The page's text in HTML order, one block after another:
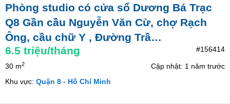
Phòng studio có cửa sổ Dương Bá Trạc
Q8 Gần cầu Nguyễn Văn Cừ, chợ Rạch
Ông, cầu chữ Y , Đường Trầ…
6.5 triệu/tháng #156414
30 m2
Cập nhật: 1 năm trước
Khu vực: Quận 8 - Hồ Chí Minh